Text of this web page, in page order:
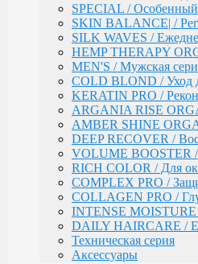
DAILY HAIRCARE /
Техническая серия
Аксессуары
Ollin
PINK DREAM / Линия
L&P SYSTEM /
НАБОРЫ
Anti-Yellow / Для
Salon Beauty / Уход
Ultimate Care / Уход
Basic Line / Салонная
Bionika / Комплексный
BIONIKA - От
BIONIKA -
BIONIKA -
BIONIKA -
BIONIKA -
BIONIKA -
SPECIAL /
SKIN BALANCE| /
SILK WAVES /
HEMP THERAPY
MEN'S / Мужская
COLD BLOND / Уход
KERATIN PRO /
ARGANIA RISE
AMBER SHINE
DEEP RECOVER /
VOLUME BOOSTER
RICH COLOR / Для
COMPLEX PRO /
COLLAGEN PRO /
INTENSE MOISTURE
DAILY HAIRCARE /
Техническая серия
Аксессуары